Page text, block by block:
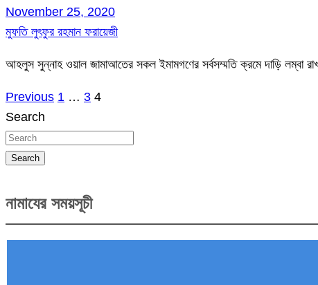
November 25, 2020
মুফতি লুৎফুর রহমান ফরায়েজী
আহলুস সুন্নাহ ওয়াল জামাআতের সকল ইমামগণের সর্বসম্মতি ক্রমে দাড়ি লম্বা
Posts
pagination
Previous 1 … 3 4
Search
Search
নামাযের সময়সূচী